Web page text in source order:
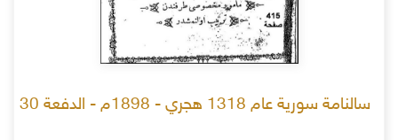
سالنامة سورية عام 1318 هجري - 1898م - الدفعة 30